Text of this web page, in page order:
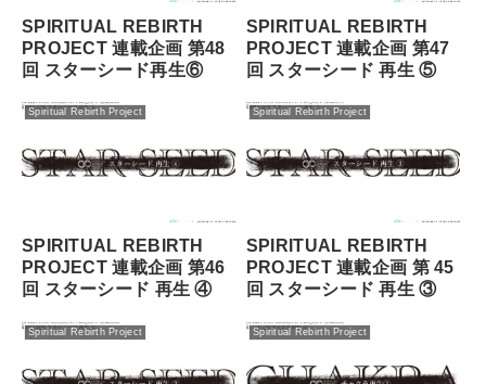
SPIRITUAL REBIRTH
PROJECT 連載企画 第48
回 スターシード再⽣⑥
SPIRITUAL REBIRTH
PROJECT 連載企画 第47
回 スターシード 再⽣ ⑤
Spiritual Rebirth Project
SPIRITUAL REBIRTH
PROJECT 連載企画 第46
回 スターシード 再⽣ ④
Spiritual Rebirth Project
SPIRITUAL REBIRTH
PROJECT 連載企画 第 45
回 スターシード 再⽣ ③
Spiritual Rebirth Project Spiritual Rebirth Project